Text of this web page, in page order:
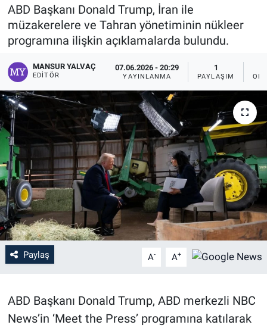
ABD Başkanı Donald Trump, İran ile
müzakerelere ve Tahran yönetiminin nükleer
programına ilişkin açıklamalarda bulundu.
MANSUR YALVAÇ
EDITÖR
07.06.2026 - 20:29
YAYINLANMA
1
PAYLAŞIM
Paylaş A- A+
ABD Başkanı Donald Trump, ABD merkezli NBC
News’in ‘Meet the Press’ programına katılarak